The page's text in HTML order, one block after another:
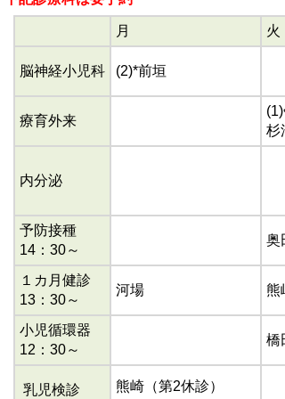
月 火
脳神経小児科 (2)*前垣
療育外来
(1)
杉
内分泌
予防接種
14：30～
奥
１カ月健診
13：30～
河場 熊
小児循環器
12：30～
橋
乳児検診 熊崎（第2休診）